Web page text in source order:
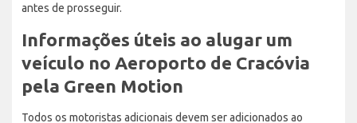
antes de prosseguir.
Informações úteis ao alugar um
veículo no Aeroporto de Cracóvia
pela Green Motion
Todos os motoristas adicionais devem ser adicionados ao